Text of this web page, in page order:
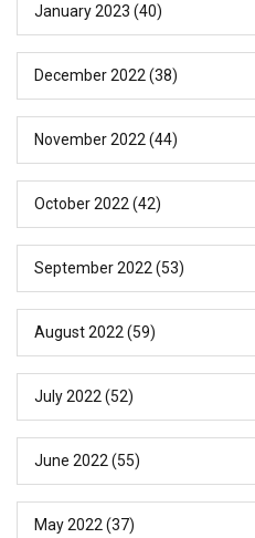
January 2023 (40)
December 2022 (38)
November 2022 (44)
October 2022 (42)
September 2022 (53)
August 2022 (59)
July 2022 (52)
June 2022 (55)
May 2022 (37)